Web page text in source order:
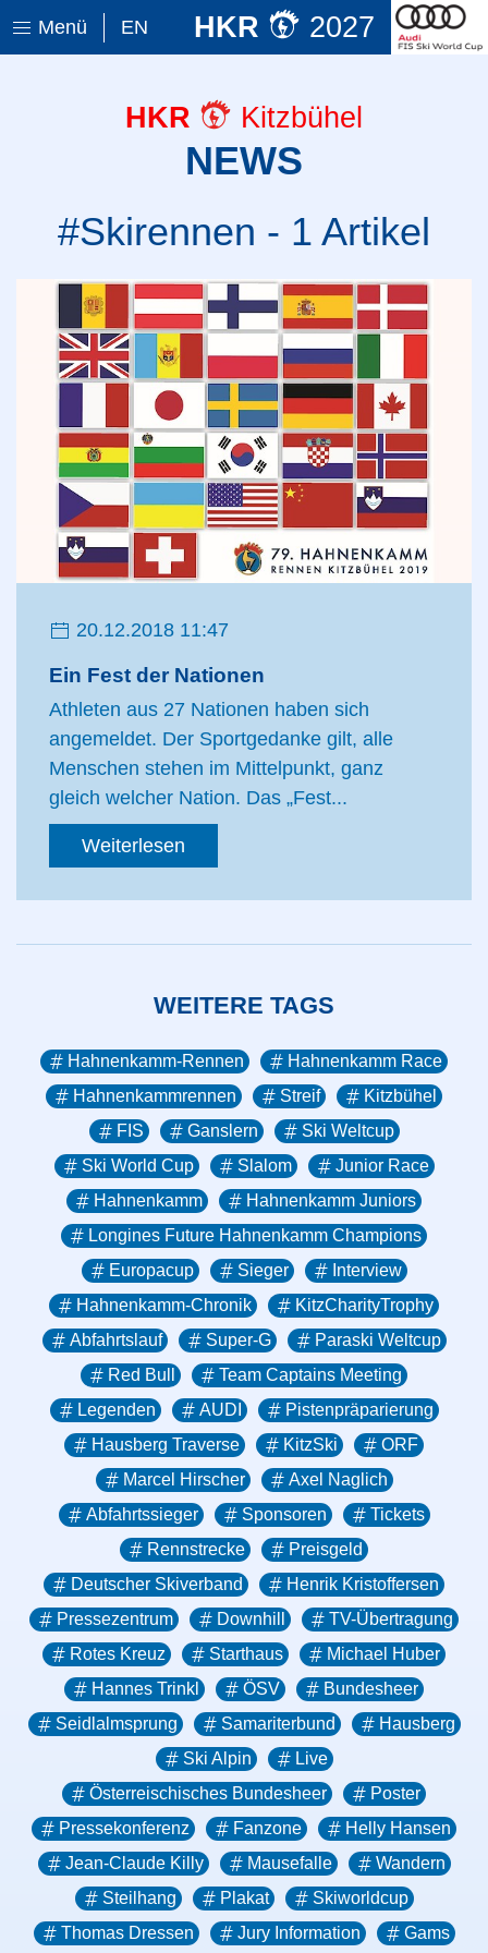
Menü EN HKR 2027
HKR Kitzbühel
NEWS
#Skirennen - 1 Artikel
20.12.2018 11:47
Ein Fest der Nationen
Athleten aus 27 Nationen haben sich
angemeldet. Der Sportgedanke gilt, alle
Menschen stehen im Mittelpunkt, ganz
gleich welcher Nation. Das „Fest...
Weiterlesen
WEITERE TAGS
Hahnenkamm-Rennen
Hahnenkamm Race
Hahnenkammrennen
Streif
Kitzbühel
FIS
Ganslern
Ski Weltcup
Ski World Cup
Slalom
Junior Race
Hahnenkamm
Hahnenkamm Juniors
Longines Future Hahnenkamm Champions
Europacup
Sieger
Interview
Hahnenkamm-Chronik
KitzCharityTrophy
Abfahrtslauf
Super-G
Paraski Weltcup
Red Bull
Team Captains Meeting
Legenden
AUDI
Pistenpräparierung
Hausberg Traverse
KitzSki
ORF
Marcel Hirscher
Axel Naglich
Abfahrtssieger
Sponsoren
Tickets
Rennstrecke
Preisgeld
Deutscher Skiverband
Henrik Kristoffersen
Pressezentrum
Downhill
TV-Übertragung
Rotes Kreuz
Starthaus
Michael Huber
Hannes Trinkl
ÖSV
Bundesheer
Seidlalmsprung
Samariterbund
Hausberg
Ski Alpin
Live
Österreischisches Bundesheer
Poster
Pressekonferenz
Fanzone
Helly Hansen
Jean-Claude Killy
Mausefalle
Wandern
Steilhang
Plakat
Skiworldcup
Thomas Dressen
Jury Information Gams